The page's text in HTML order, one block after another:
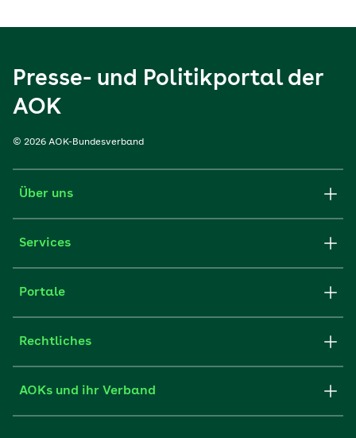
Presse- und Politikportal der
AOK
© 2026 AOK-Bundesverband
Über uns
Services
Portale
Rechtliches
AOKs und ihr Verband